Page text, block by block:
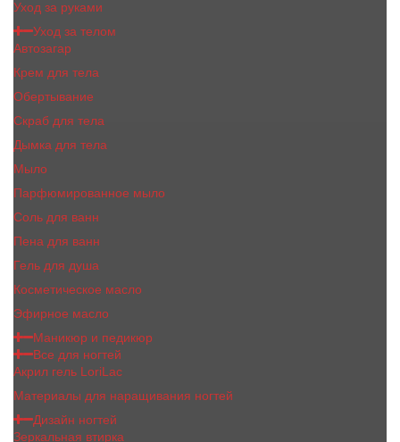
Уход за руками
Уход за телом
Автозагар
Крем для тела
Обертывание
Скраб для тела
Дымка для тела
Мыло
Парфюмированное мыло
Соль для ванн
Пена для ванн
Гель для душа
Косметическое масло
Эфирное масло
Маникюр и педикюр
Все для ногтей
Акрил гель LoriLac
Материалы для наращивания ногтей
Дизайн ногтей
Зеркальная втирка